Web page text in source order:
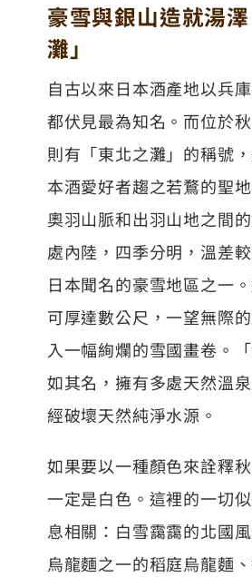
豪雪與銀山造就湯
灘」
自古以來日本酒產地以兵
都伏見最為知名。而位於
則有「東北之灘」的稱號
本酒愛好者趨之若鶩的聖
奧羽山脈和出羽山地之間
處內陸，四季分明，溫差
日本聞名的豪雪地區之一
可厚達數公尺，一望無際
入一幅絢爛的雪國畫卷。
如其名，擁有多處天然溫
經破壞天然純淨水源。
如果要以一種顏色來詮釋
一定是白色。這裡的一切
息相關：白雪靄靄的北國
烏龍麵之一的稻庭烏龍麵